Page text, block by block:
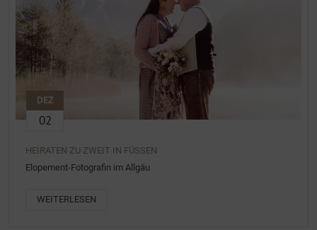
DEZ
02
HEIRATEN ZU ZWEIT IN FÜSSEN
Elopement-Fotografin im Allgäu
WEITERLESEN